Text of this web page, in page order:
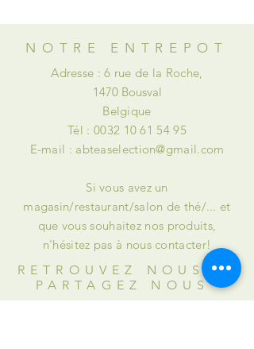
NOTRE ENTREPOT
Adresse : 6 rue de la Roche,
1470 Bousval
Belgique
Tél : 0032 10 61 54 95
E-mail : abteaselection@gmail.com
Si vous avez un
magasin/restaurant/salon de thé/... et
que vous souhaitez nos produits,
n'hésitez pas à nous contacter!
RETROUVEZ NOUS et
PARTAGEZ NOUS